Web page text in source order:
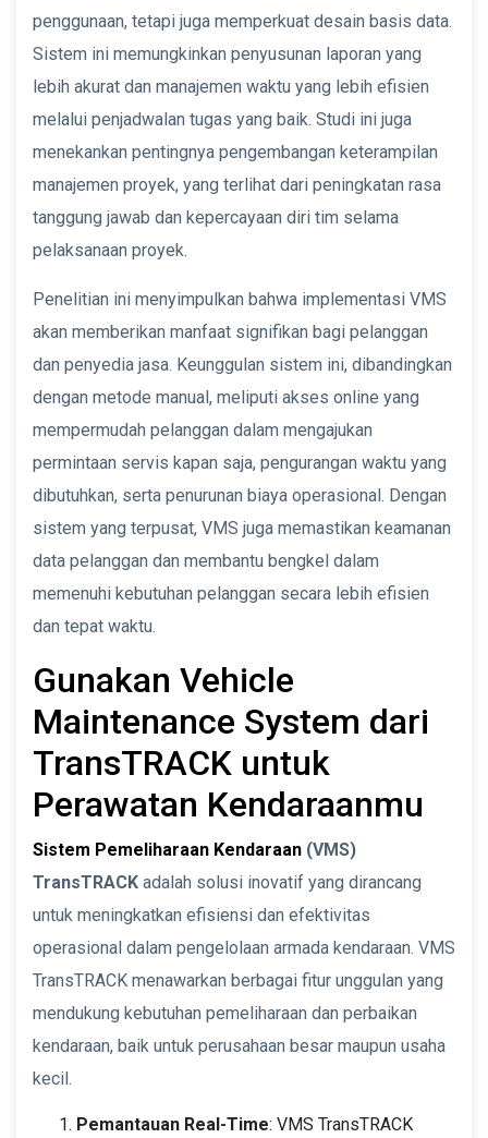
penggunaan, tetapi juga memperkuat desain basis data.
Sistem ini memungkinkan penyusunan laporan yang
lebih akurat dan manajemen waktu yang lebih efisien
melalui penjadwalan tugas yang baik. Studi ini juga
menekankan pentingnya pengembangan keterampilan
manajemen proyek, yang terlihat dari peningkatan rasa
tanggung jawab dan kepercayaan diri tim selama
pelaksanaan proyek.
Penelitian ini menyimpulkan bahwa implementasi VMS
akan memberikan manfaat signifikan bagi pelanggan
dan penyedia jasa. Keunggulan sistem ini, dibandingkan
dengan metode manual, meliputi akses online yang
mempermudah pelanggan dalam mengajukan
permintaan servis kapan saja, pengurangan waktu yang
dibutuhkan, serta penurunan biaya operasional. Dengan
sistem yang terpusat, VMS juga memastikan keamanan
data pelanggan dan membantu bengkel dalam
memenuhi kebutuhan pelanggan secara lebih efisien
dan tepat waktu.
Gunakan Vehicle
Maintenance System dari
TransTRACK untuk
Perawatan Kendaraanmu
Sistem Pemeliharaan Kendaraan (VMS)
TransTRACK adalah solusi inovatif yang dirancang
untuk meningkatkan efisiensi dan efektivitas
operasional dalam pengelolaan armada kendaraan. VMS
TransTRACK menawarkan berbagai fitur unggulan yang
mendukung kebutuhan pemeliharaan dan perbaikan
kendaraan, baik untuk perusahaan besar maupun usaha
kecil.
Pemantauan Real-Time: VMS TransTRACK